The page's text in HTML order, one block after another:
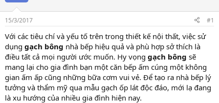
ả
g
15/3/2017 #1
Với các tiêu chí và yếu tố trên trong thiết kế nội thất, việc sử
dụng gạch bông nhà bếp hiệu quả và phù hợp sở thích là
điều tất cả mọi người ước muốn. Hy vọng gạch bông sẽ
mang lại cho gia đình bạn một căn bếp ấm cúng một không
gian ấm ấp cũng những bữa cơm vui vẻ. Để tạo ra nhà bếp lý
tưởng và thẩm mỹ qua mẫu gạch ốp lát độc đáo, mới lạ đang
là xu hướng của nhiều gia đình hiện nay.